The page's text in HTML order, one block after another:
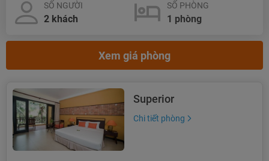
SỐ NGƯỜI SỐ PHÒNG
Xem giá phòng
Superior
Chi tiết phòng